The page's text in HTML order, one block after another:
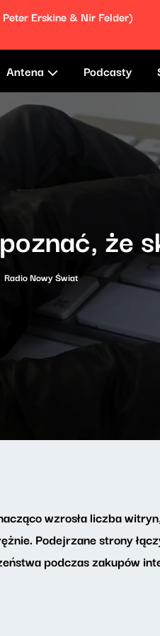
Erskine & Nir Felder)
Antena Podcasty
że
Radio Nowy Świat
wzrosła liczba
Podejrzane strony
podczas zakupów